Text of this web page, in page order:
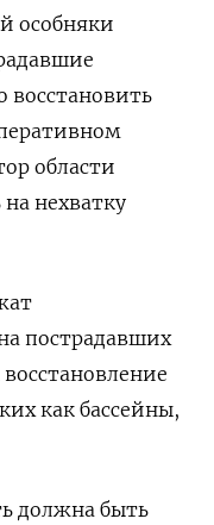
особняки
восстановить
области
нехватку
пострадавших
как бассейны,
должна быть